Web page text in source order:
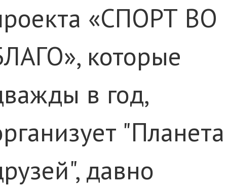
«СПОРТ ВО
которые
в год,
"Планета
давно